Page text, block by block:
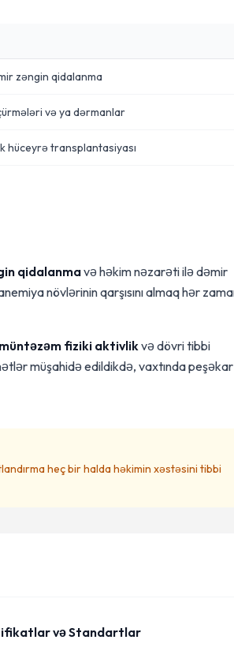
zəngin qidalanma
və ya dərmanlar
hüceyrə transplantasiyası
qidalanmavə həkim nəzarəti ilə dəmir
növlərinin qarşısını almaq hər
müntəzəm fiziki aktivlikvə dövri tibbi
müşahidə edildikdə, vaxtında peşəkar
heç bir halda həkimin xəstəsini tibbi
və Standartlar